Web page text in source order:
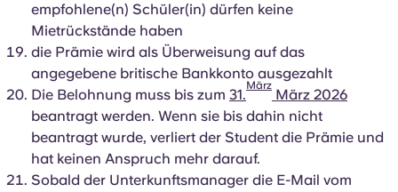
empfohlene(n) Schüler(in) dürfen keine
Mietrückstände haben
die Prämie wird als Überweisung auf das
angegebene britische Bankkonto ausgezahlt
Die Belohnung muss bis zum 31.
März
März 2026
beantragt werden. Wenn sie bis dahin nicht
beantragt wurde, verliert der Student die Prämie und
hat keinen Anspruch mehr darauf.
Sobald der Unterkunftsmanager die E-Mail vom